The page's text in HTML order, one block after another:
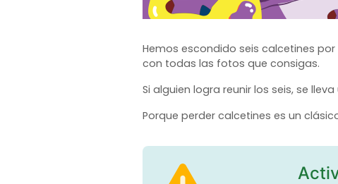
Hemos escondido seis calcetines
con todas las fotos que consigas.
Si alguien logra reunir los seis, se
Porque perder calcetines es un